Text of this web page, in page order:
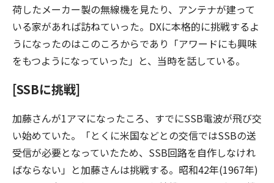
荷したメーカー製の無線機を見たり、アンテナが建って
いる家があれば訪ねていった。DXに本格的に挑戦するよ
うになったのはこのころからであり「アワードにも興味
をもつようになっていった」と、当時を話している。
[SSBに挑戦]
加藤さんが1アマになったころ、すでにSSB電波が飛び交
い始めていた。「とくに米国などとの交信ではSSBの送
受信が必要となっていたため、SSB回路を自作しなけれ
ばならない」と加藤さんは挑戦する。昭和42年(1967年)